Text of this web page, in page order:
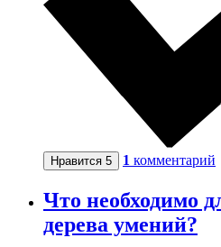
Нравится 5 1 комментарий
Что необходимо
дерева умений?